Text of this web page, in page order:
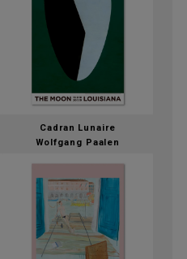
Cadran Lunaire
Wolfgang Paalen